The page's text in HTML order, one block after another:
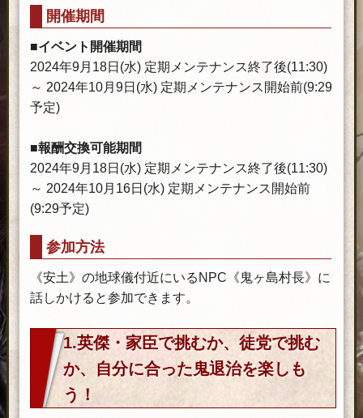
開催期間
■イベント開催期間
2024年9月18日(水) 定期メンテナンス終了後(11:30)
～ 2024年10月9日(水) 定期メンテナンス開始前(9:29
予定)
■報酬交換可能期間
2024年9月18日(水) 定期メンテナンス終了後(11:30)
～ 2024年10月16日(水) 定期メンテナンス開始前
(9:29予定)
参加方法
《安土》の地球儀付近にいるNPC《鬼ヶ島村長》に
話しかけると参加できます。
1.英傑・家臣で挑むか、徒党で挑む
か、自分に合った鬼退治を楽しも
う！